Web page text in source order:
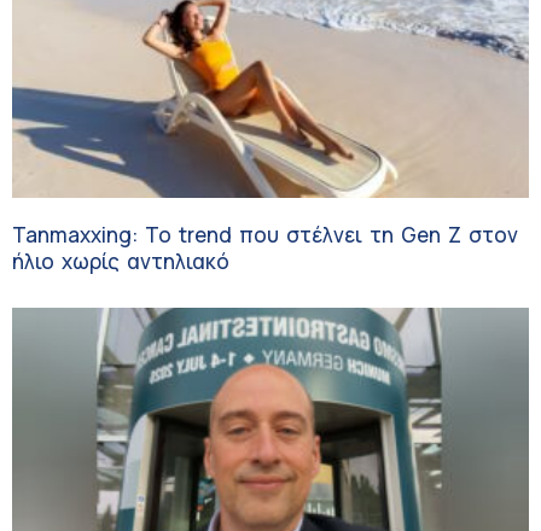
Tanmaxxing: To trend που στέλνει τη Gen Z στον
ήλιο χωρίς αντηλιακό